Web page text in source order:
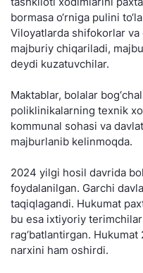
bormasa o‘rniga pulini
Viloyatlarda shifokorlar va
majburiy chiqariladi,
deydi kuzatuvchilar.
Maktablar, bolalar
poliklinikalarning texnik
kommunal sohasi va
majburlanib kelinmoqda.
2024 yilgi hosil davrida
foydalanilgan. Garchi
taqiqlagandi. Hukumat
bu esa ixtiyoriy
rag‘batlantirgan.
narxini ham oshirdi.